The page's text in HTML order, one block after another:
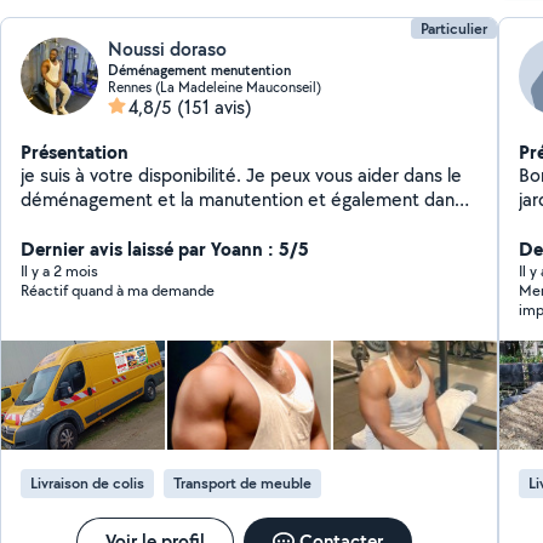
Particulier
Noussi doraso
Déménagement menutention
Rennes (La Madeleine Mauconseil)
4,8/5 (151 avis)
Présentation
je suis à votre disponibilité. Je peux vous aider dans le
déménagement et la manutention et également dans
Dernier avis laissé par Yoann : 5/5
Il y a 2 mois
Réactif quand à ma demande
Livraison de colis Transport de meuble
Bonjour Je
jardin. Désherbage
ronces
par la
vente
la
brouette. Je
les
Césu
Il y